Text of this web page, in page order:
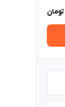
تومان